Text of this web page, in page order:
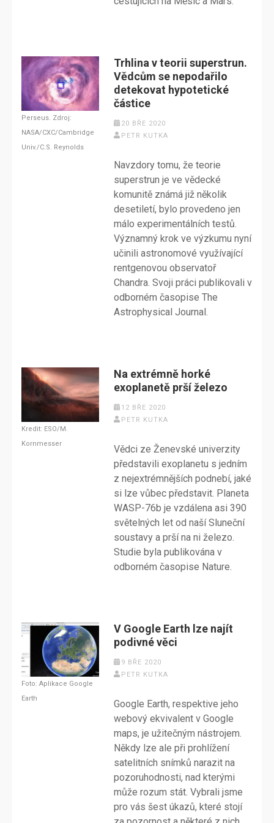
Perseus. Zdroj:
NASA/CXC/Cambridge
Univ./C.S. Reynolds
Trhlina v teorii superstrun.
Vědcům se nepodařilo
detekovat hypotetické
částice
20 BŘE 2020
PETR KUTKA
Navzdory tomu, že teorie
superstrun je ve vědecké
komunitě známá již několik
desetiletí, bylo provedeno jen
málo experimentálních testů.
Významný krok ve výzkumu nyní
učinili astronomové využívající
rentgenovou observatoř
Chandra. Svoji práci publikovali v
odborném časopise The
Astrophysical Journal.
Kredit: ESO/M.
Kornmesser
Na extrémně horké
exoplanetě prší železo
12 BŘE 2020
PETR KUTKA
Vědci ze Ženevské univerzity
představili exoplanetu s jedním
z nejextrémnějších podnebí, jaké
si lze vůbec představit. Planeta
WASP-76b je vzdálena asi 390
světelných let od naší Sluneční
soustavy a prší na ni železo.
Studie byla publikována v
odborném časopise Nature.
Foto: Aplikace Google
Earth
V Google Earth lze najít
podivné věci
9 BŘE 2020
PETR KUTKA
Google Earth, respektive jeho
webový ekvivalent v Google
maps, je užitečným nástrojem.
Někdy lze ale při prohlížení
satelitních snímků narazit na
pozoruhodnosti, nad kterými
může rozum stát. Vybrali jsme
pro vás šest úkazů, které stojí